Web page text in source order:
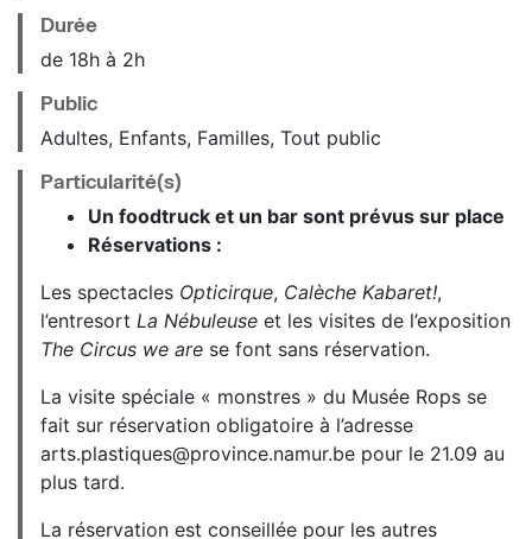
Durée
de 18h à 2h
Public
Adultes, Enfants, Familles, Tout public
Particularité(s)
Un foodtruck et un bar sont prévus sur place
Réservations :
Les spectacles Opticirque, Calèche Kabaret!,
l’entresort La Nébuleuse et les visites de l’exposition
The Circus we are se font sans réservation.
La visite spéciale « monstres » du Musée Rops se
fait sur réservation obligatoire à l’adresse
arts.plastiques@province.namur.be pour le 21.09 au
plus tard.
La réservation est conseillée pour les autres